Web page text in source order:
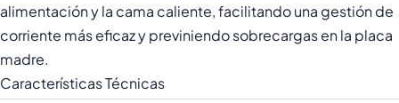
alimentación y la cama caliente, facilitando una gestión de
corriente más eficaz y previniendo sobrecargas en la placa
madre.
Características Técnicas